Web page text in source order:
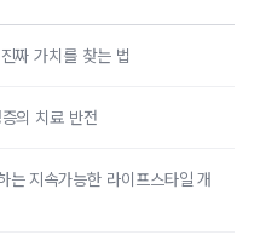
짜 가치를 찾는 법
의 치료 반전
는 지속가능한 라이프스타일 개